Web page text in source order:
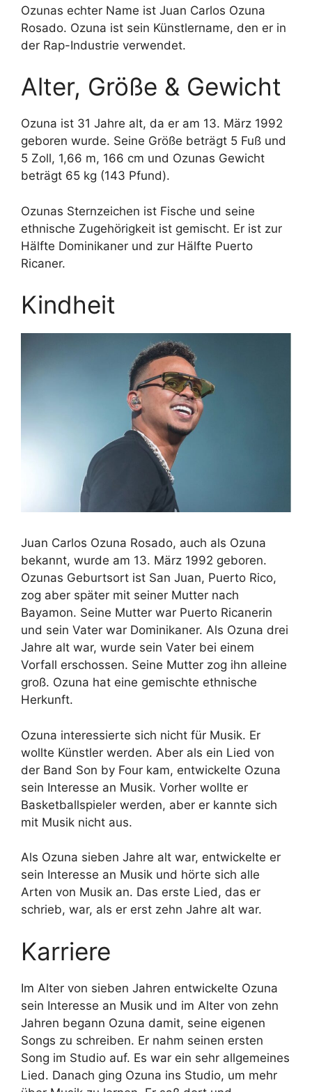
Ozunas echter Name ist Juan Carlos Ozuna
Rosado. Ozuna ist sein Künstlername, den er in
der Rap-Industrie verwendet.
Alter, Größe & Gewicht
Ozuna ist 31 Jahre alt, da er am 13. März 1992
geboren wurde. Seine Größe beträgt 5 Fuß und
5 Zoll, 1,66 m, 166 cm und Ozunas Gewicht
beträgt 65 kg (143 Pfund).
Ozunas Sternzeichen ist Fische und seine
ethnische Zugehörigkeit ist gemischt. Er ist zur
Hälfte Dominikaner und zur Hälfte Puerto
Ricaner.
Kindheit
Juan Carlos Ozuna Rosado, auch als Ozuna
bekannt, wurde am 13. März 1992 geboren.
Ozunas Geburtsort ist San Juan, Puerto Rico,
zog aber später mit seiner Mutter nach
Bayamon. Seine Mutter war Puerto Ricanerin
und sein Vater war Dominikaner. Als Ozuna drei
Jahre alt war, wurde sein Vater bei einem
Vorfall erschossen. Seine Mutter zog ihn alleine
groß. Ozuna hat eine gemischte ethnische
Herkunft.
Ozuna interessierte sich nicht für Musik. Er
wollte Künstler werden. Aber als ein Lied von
der Band Son by Four kam, entwickelte Ozuna
sein Interesse an Musik. Vorher wollte er
Basketballspieler werden, aber er kannte sich
mit Musik nicht aus.
Als Ozuna sieben Jahre alt war, entwickelte er
sein Interesse an Musik und hörte sich alle
Arten von Musik an. Das erste Lied, das er
schrieb, war, als er erst zehn Jahre alt war.
Karriere
Im Alter von sieben Jahren entwickelte Ozuna
sein Interesse an Musik und im Alter von zehn
Jahren begann Ozuna damit, seine eigenen
Songs zu schreiben. Er nahm seinen ersten
Song im Studio auf. Es war ein sehr allgemeines
Lied. Danach ging Ozuna ins Studio, um mehr